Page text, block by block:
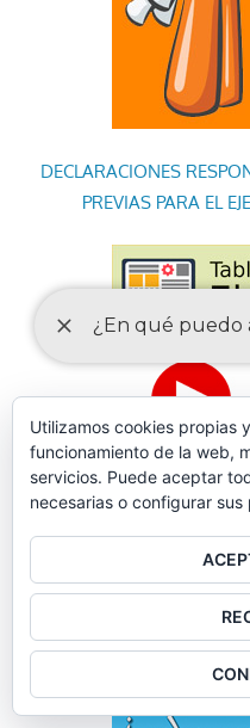
DECLARACIONES
PREVIAS PARA EL
Utilizamos cookies propias
funcionamiento de la web,
servicios. Puede aceptar
necesarias o configurar sus